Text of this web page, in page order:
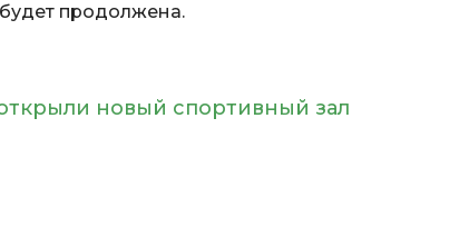
продолжена.
новый спортивный зал